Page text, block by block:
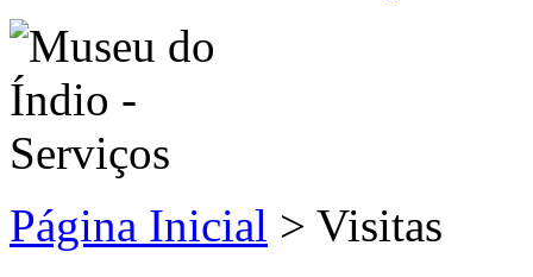
Página Inicial > Visitas